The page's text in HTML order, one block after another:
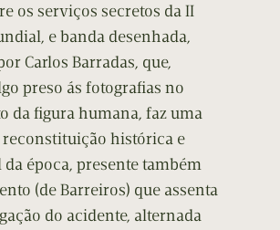
os serviços secretos da II
e banda desenhada,
Carlos Barradas, que,
preso ás fotografias no
da figura humana, faz uma
reconstituição histórica e
época, presente também
(de Barreiros) que assenta
do acidente, alternada